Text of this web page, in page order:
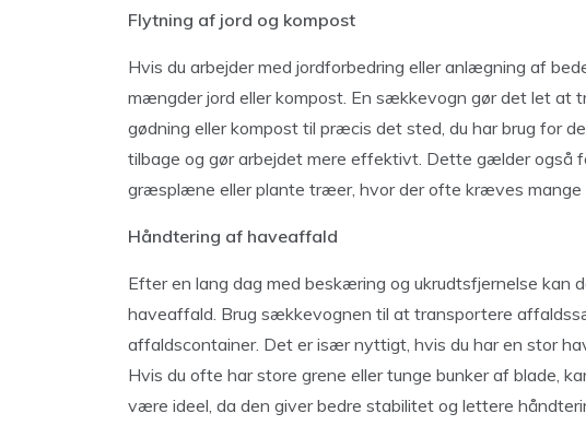
Flytning af jord og kompost
Hvis du arbejder med jordforbedring eller anlægning af
mængder jord eller kompost. En sækkevogn gør det let at
gødning eller kompost til præcis det sted, du har brug for
tilbage og gør arbejdet mere effektivt. Dette gælder også
græsplæne eller plante træer, hvor der ofte kræves mange
Håndtering af haveaffald
Efter en lang dag med beskæring og ukrudtsfjernelse kan
haveaffald. Brug sækkevognen til at transportere
affaldscontainer. Det er især nyttigt, hvis du har en stor
Hvis du ofte har store grene eller tunge bunker af blade,
være ideel, da den giver bedre stabilitet og lettere